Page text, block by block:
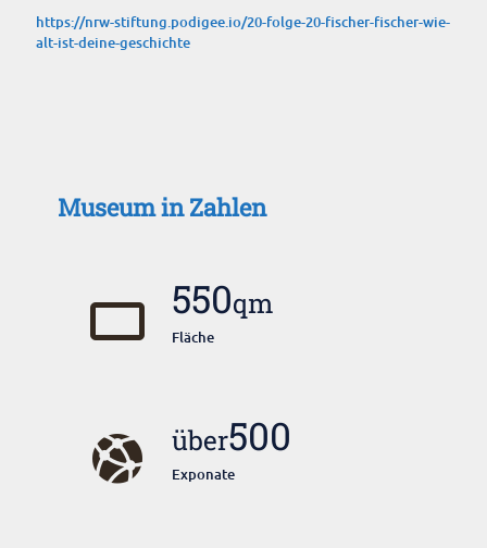
https://nrw-stiftung.podigee.io/20-folge-20-fischer-fischer-wie-
alt-ist-deine-geschichte
Museum in Zahlen
550qm
Fläche
über500
Exponate